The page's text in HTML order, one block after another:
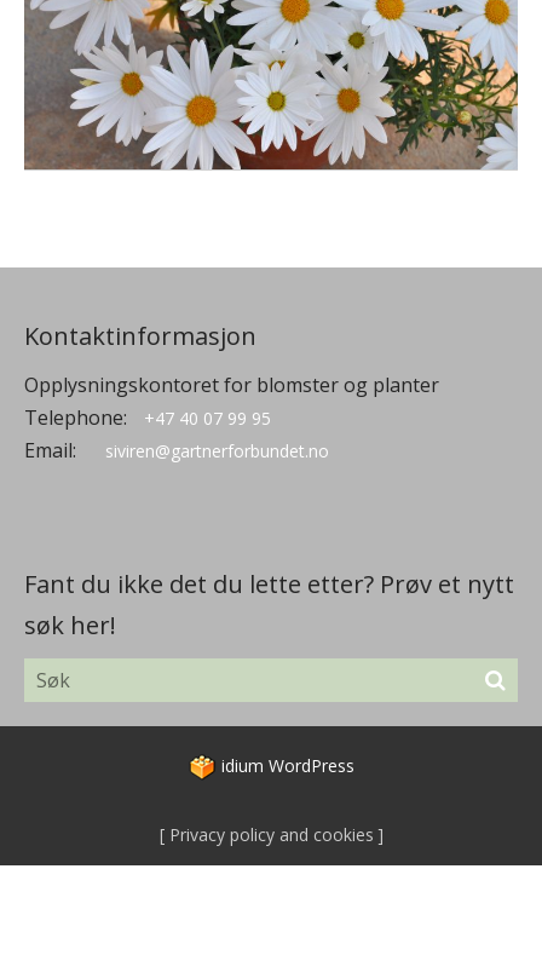
Kontaktinformasjon
Opplysningskontoret for blomster og planter
Telephone:
+47 40 07 99 95
Email: siviren@gartnerforbundet.no
Fant du ikke det du lette etter? Prøv et nytt
søk her!
idium WordPress
Privacy policy and cookies